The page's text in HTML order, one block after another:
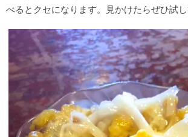
べるとクセになります。見かけたらぜひ試し